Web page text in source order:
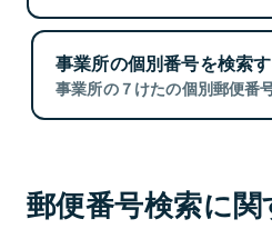
事業所の個別番号を検索
事業所の７けたの個別郵便番
郵便番号検索に